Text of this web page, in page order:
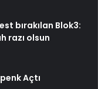
bırakılan Blok3:
razı olsun
Açtı